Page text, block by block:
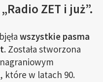
ZET i już”.
wszystkie pasma
. Została stworzona
, które w latach 90.